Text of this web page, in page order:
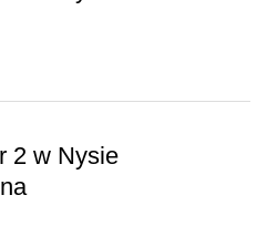
2 w Nysie